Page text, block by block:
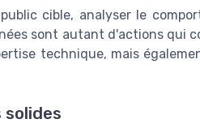
cible, analyser le
sont autant d'actions qui
technique, mais